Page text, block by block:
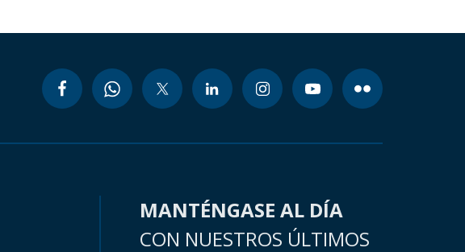
MANTÉNGASE AL DÍA
CON NUESTROS ÚLTIMOS